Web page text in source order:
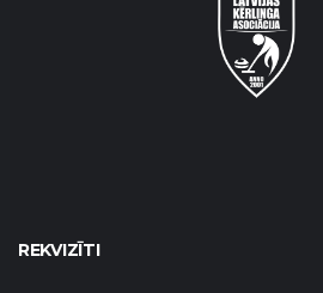
REKVIZĪTI